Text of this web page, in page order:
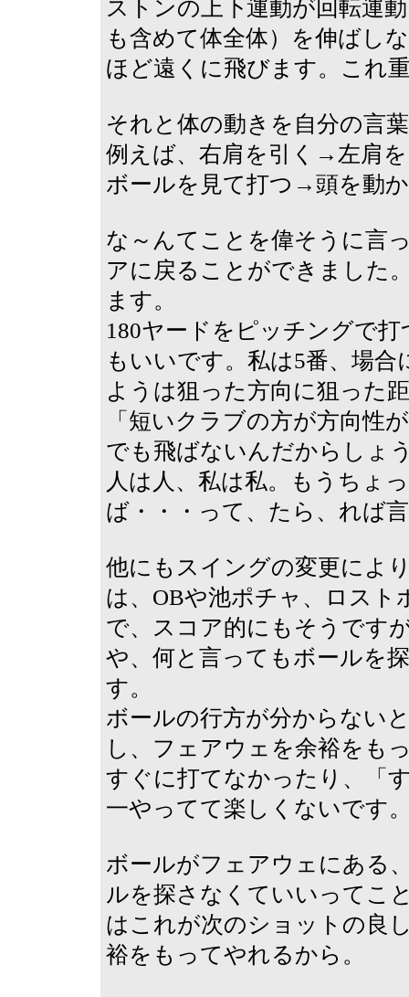
ストンの上下運動が回転運
も含めて体全体）を伸ばし
ほど遠くに飛びます。これ
それと体の動きを自分の言
例えば、右肩を引く→左肩
ボールを見て打つ→頭を動
な～んてことを偉そうに言
アに戻ることができました
ます。
180ヤードをピッチングで
もいいです。私は5番、場
ようは狙った方向に狙った
「短いクラブの方が方向性
でも飛ばないんだからしょ
人は人、私は私。もうちょ
ば・・・って、たら、れば
他にもスイングの変更によ
は、OBや池ポチャ、ロス
で、スコア的にもそうです
や、何と言ってもボールを
す。
ボールの行方が分からない
し、フェアウェを余裕をも
すぐに打てなかったり、「
一やってて楽しくないです
ボールがフェアウェにある
ルを探さなくていいってこ
はこれが次のショットの良
裕をもってやれるから。